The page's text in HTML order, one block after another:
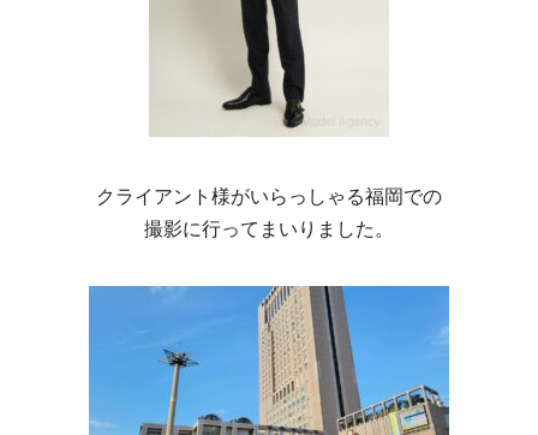
クライアント様がいらっしゃる福岡での
撮影に行ってまいりました。